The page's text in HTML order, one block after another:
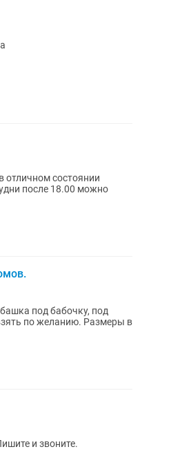
после 18.00 можно
под бабочку, под
по желанию. Размеры в
и звоните.